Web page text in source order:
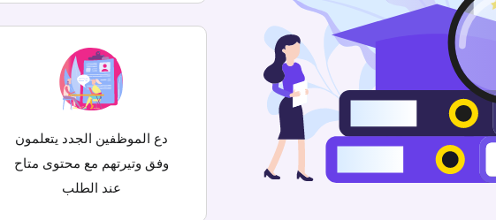
دع الموظفين الجدد يتعلمون
وفق وتيرتهم مع محتوى متاح
عند الطلب